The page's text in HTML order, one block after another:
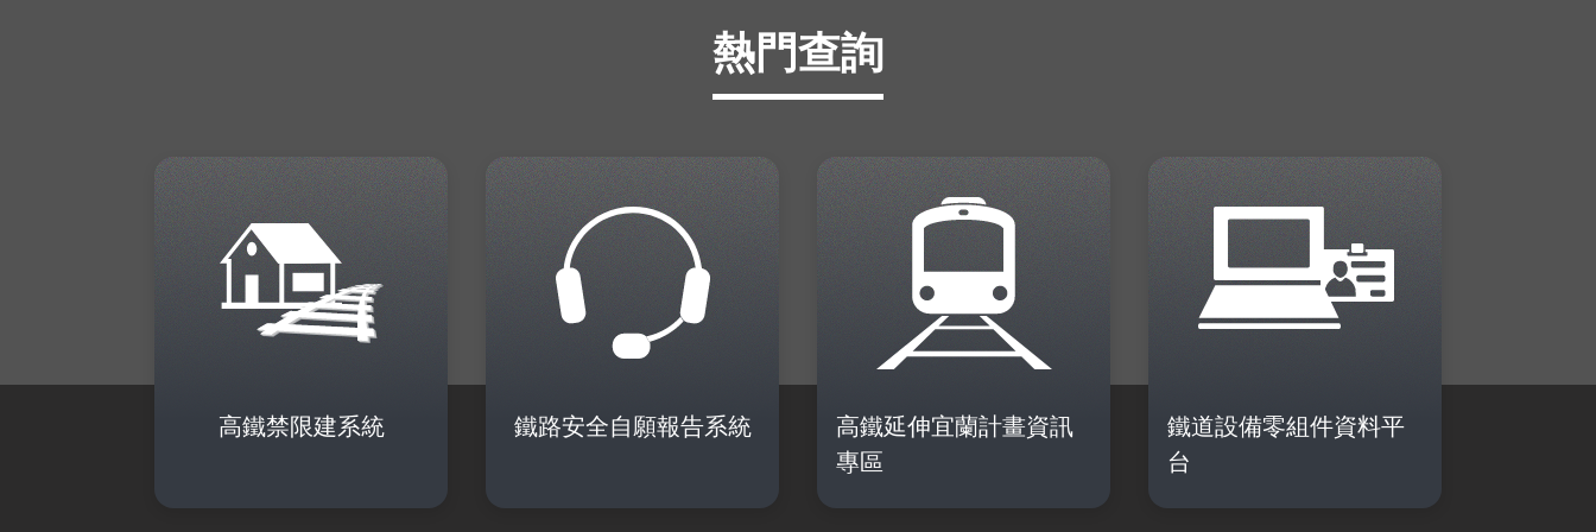
熱門查詢
高鐵禁限建系統 鐵路安全自願報告系統
高鐵延伸宜蘭計畫資訊
專區
鐵道設備零組件資料平
台